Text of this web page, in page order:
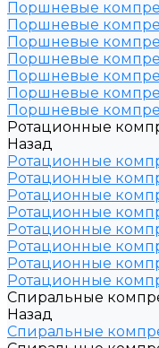
Поршневые
Поршневые
Поршневые
Поршневые
Поршневые
Поршневые
Поршневые
Ротационные
Назад
Ротационные
Ротационные
Ротационные
Ротационные
Ротационные
Ротационные
Ротационные
Ротационные
Спиральные
Назад
Спиральные